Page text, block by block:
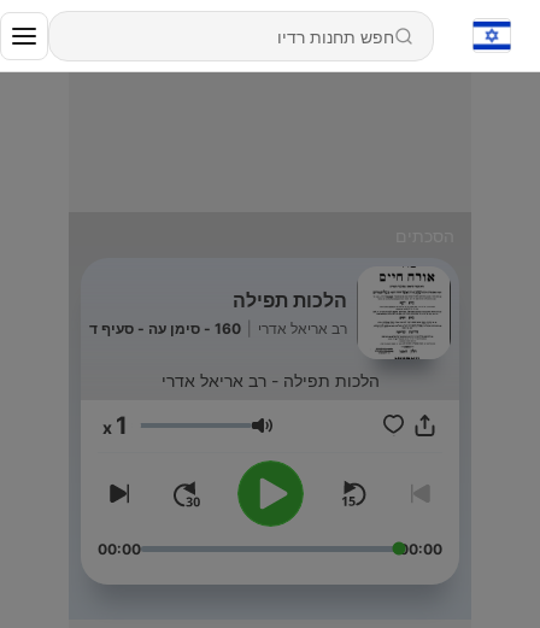
הלכות תפילה
רב אריאל אדרי 160 - סימן עה - סעיף ד
הלכות תפילה - רב אריאל אדרי
עוצמת שמע 1
00:00
00:00